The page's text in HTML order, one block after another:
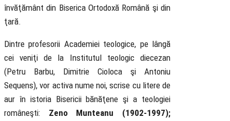
învăţământ din Biserica Ortodoxă Română şi din
ţară.
Dintre profesorii Academiei teologice, pe lângă
cei veniţi de la Institutul teologic diecezan
(Petru Barbu, Dimitrie Cioloca şi Antoniu
Sequens), vor activa nume noi, scrise cu litere de
aur în istoria Bisericii bănăţene şi a teologiei
româneşti: Zeno Munteanu (1902-1997);